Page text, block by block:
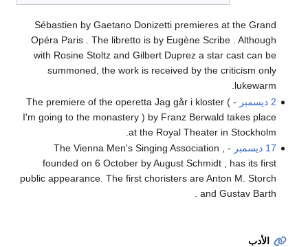
Sébastien by Gaetano Donizetti premieres at the Grand
Opéra Paris . The libretto is by Eugène Scribe . Although
with Rosine Stoltz and Gilbert Duprez a star cast can be
summoned, the work is received by the criticism only
lukewarm.
2 ديسمبر
- The premiere of the operetta Jag går i kloster (
I'm going to the monastery ) by Franz Berwald takes place
at the Royal Theater in Stockholm.
17 ديسمبر
- The Vienna Men's Singing Association ,
founded on 6 October by August Schmidt , has its first
public appearance. The first choristers are Anton M. Storch
and Gustav Barth .
الأدب